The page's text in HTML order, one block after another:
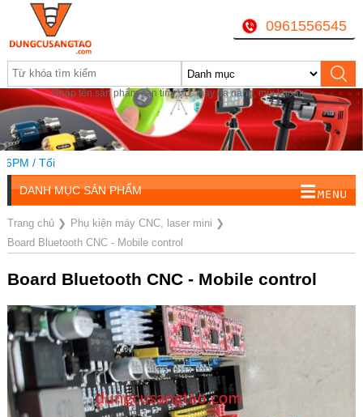
Nhập tên sản phẩm cần tìm, VD: máy đa năng, mũi khoan...
0961556545
/ Tối
DANH MỤC SẢN PHẨM
Trang chủ❯ Phụ kiện máy CNC, laser mini ❯
Board Bluetooth CNC - Mobile control
Board Bluetooth CNC - Mobile control